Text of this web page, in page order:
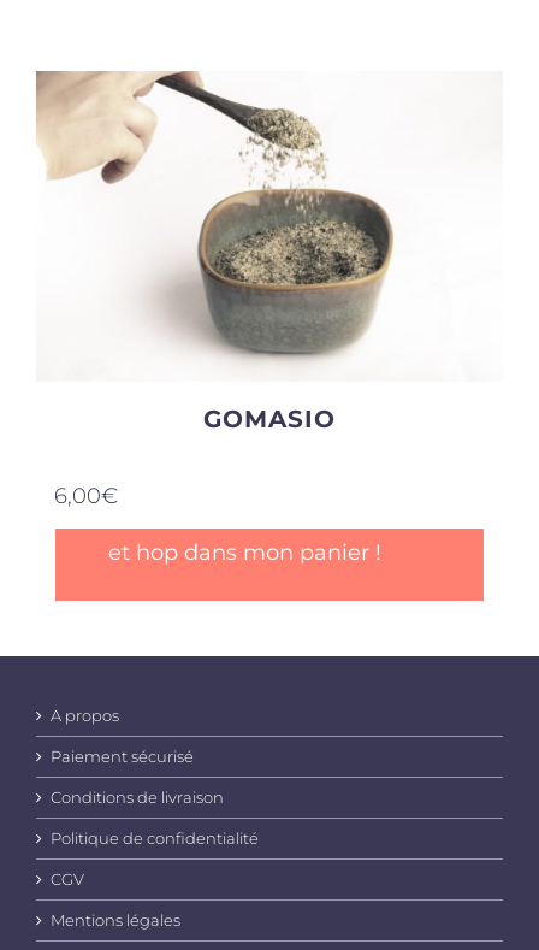
Produits sains
Click and collect
GOMASIO
6,00€
et hop dans mon panier !
A propos
Paiement sécurisé
Conditions de livraison
Politique de confidentialité
CGV
Mentions légales